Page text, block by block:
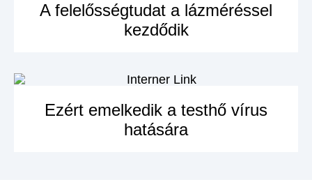
A felelősségtudat a lázméréssel
kezdődik
MEGNÉZEM A
Ezért emelkedik a testhő vírus
hatására
MEGNÉZEM A